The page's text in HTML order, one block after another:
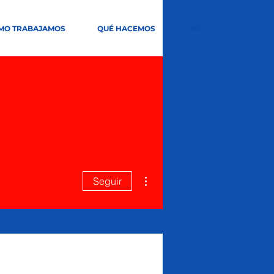
TRABAJAMOS QUÉ HACEMOS
Seguir